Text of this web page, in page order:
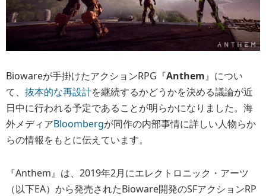
Biowareが手掛けたアクションRPG『Anthem』につい
て、 抜本的な再設計を継続するかどうかを決める議論が近
日中に行われる予定であることが明らかになりました。海
外メディアBloombergが同作の内部事情に詳しい人物らか
らの情報をもとに伝えています。
『Anthem』は、2019年2月にエレクトロニック・アーツ
（以下EA）から発売されたBioware開発のSFアクションRP